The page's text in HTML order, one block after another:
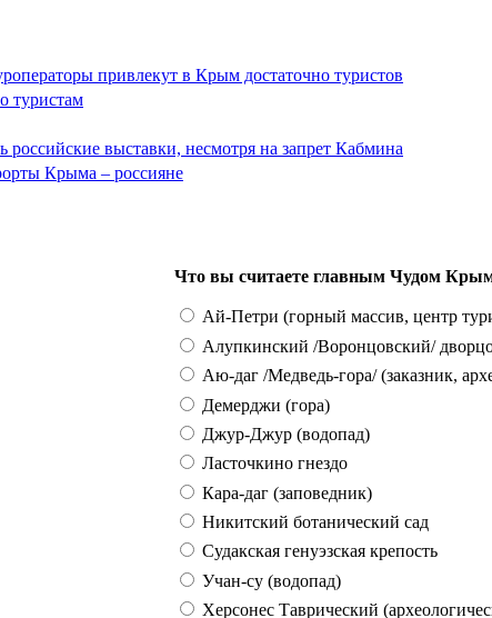
привлекут в Крым достаточно туристов
туристам
выставки, несмотря на запрет Кабмина
Крыма – россияне
Что вы считаете главным Чудом
Ай-Петри (горный массив, центр
Алупкинский /Воронцовский/
Аю-даг /Медведь-гора/ (заказник,
Демерджи (гора)
Джур-Джур (водопад)
Ласточкино гнездо
Кара-даг (заповедник)
Никитский ботанический сад
Судакская генуэзская крепость
Учан-су (водопад)
Херсонес Таврический